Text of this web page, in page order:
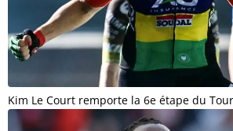
Kim Le Court remporte la 6e étape du